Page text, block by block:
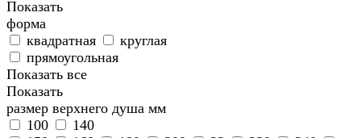
Показать
форма
квадратная
круглая
прямоугольная
Показать все
Показать
размер верхнего душа мм
100
140